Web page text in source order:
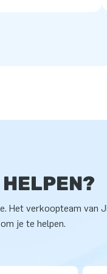
Het verkoopteam van
je te helpen.